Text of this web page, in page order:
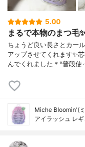
5.00
まるで本物のまつ毛
ちょうど良い長さとカー
アップさせてくれます✨
んでくれました＊°普段
Miche Bloomin'(
アイラッシュ レ